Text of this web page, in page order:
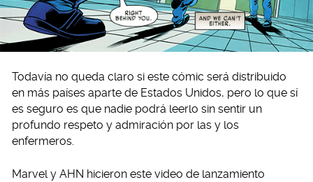
Todavía no queda claro si este cómic será distribuido
en más países aparte de Estados Unidos, pero lo que sí
es seguro es que nadie podrá leerlo sin sentir un
profundo respeto y admiración por las y los
enfermeros.
Marvel y AHN hicieron este video de lanzamiento